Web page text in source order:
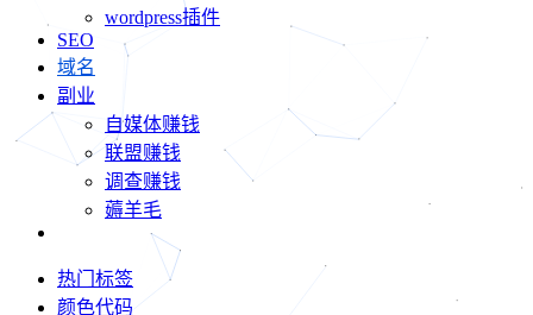
wordpress插件
SEO
域名
副业
自媒体赚钱
联盟赚钱
调查赚钱
薅羊毛
热门标签
颜色代码